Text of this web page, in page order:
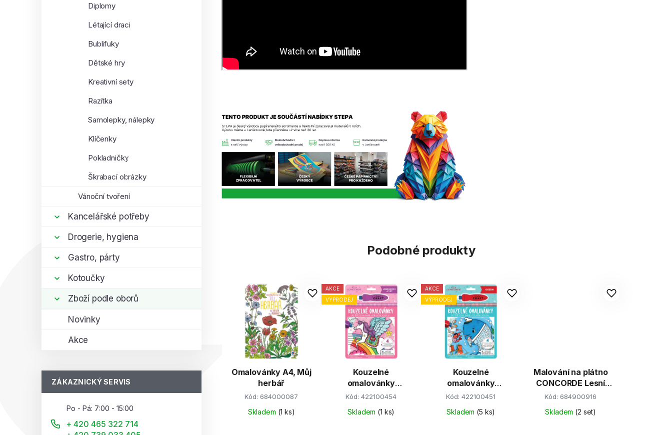
Diplomy
Létající draci
Bublifuky
Dětské hry
Kreativní sety
Razítka
Samolepky, nálepky
Klíčenky
Pokladničky
Škrabací obrázky
Vánoční tvoření
Kancelářské potřeby
Drogerie, hygiena
Gastro, párty
Kotoučky
Zboží podle oborů
Novinky
Akce
ZÁKAZNICKÝ SERVIS
Po - Pá: 7:00 - 15:00
+ 420 465 322 714
Podobné produkty
Omalovánky A4, Můj
herbář
Kód:684000087
Skladem (1 ks)
AKCE
VÝPRODEJ
Kouzelné
omalovánky
CONCORDE,
Kód:422100454
Skladem (1 ks)
AKCE
VÝPRODEJ
Kouzelné
omalovánky
CONCORDE, Oceán
Kód:422100451
Skladem (5 ks)
Malování na plátno
CONCORDE Lesní
zvířátka
Kód:684900916
Skladem (2 set)